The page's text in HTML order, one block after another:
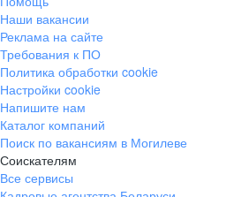
Наши вакансии
Реклама на сайте
Требования к ПО
Политика обработки cookie
Настройки cookie
Напишите нам
Каталог компаний
Поиск по вакансиям в Могилеве
Соискателям
Все сервисы